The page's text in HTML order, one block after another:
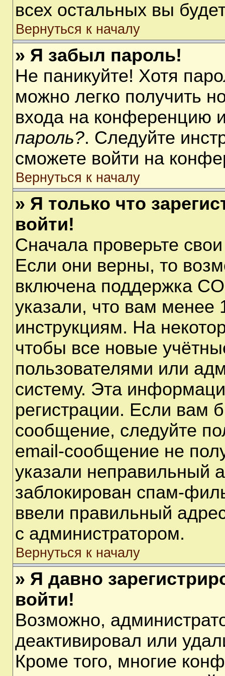
всех остальных вы
Вернуться к началу
» Я забыл пароль!
Не паникуйте! Хотя
можно легко получить
входа на конференцию
пароль?. Следуйте
сможете войти на
Вернуться к началу
» Я только что
войти!
Сначала проверьте
Если они верны, то
включена поддержка
указали, что вам менее
инструкциям. На
чтобы все новые
пользователями или
систему. Эта
регистрации. Если вам
сообщение, следуйте
email-сообщение не
указали неправильный
заблокирован спам-
ввели правильный
с администратором.
Вернуться к началу
» Я давно
войти!
Возможно,
деактивировал или
Кроме того, многие